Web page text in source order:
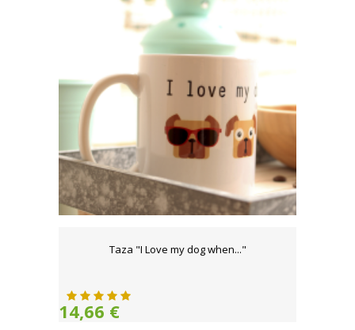
Taza "I Love my dog when..."
14,66 €